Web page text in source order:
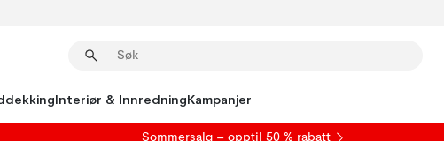
Interiør & InnredningKampanjer
Sommersalg – opptil 50 % rabatt